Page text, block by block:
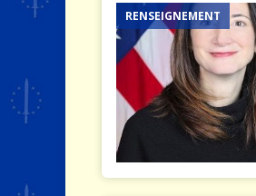
RENSEIGNEMENT